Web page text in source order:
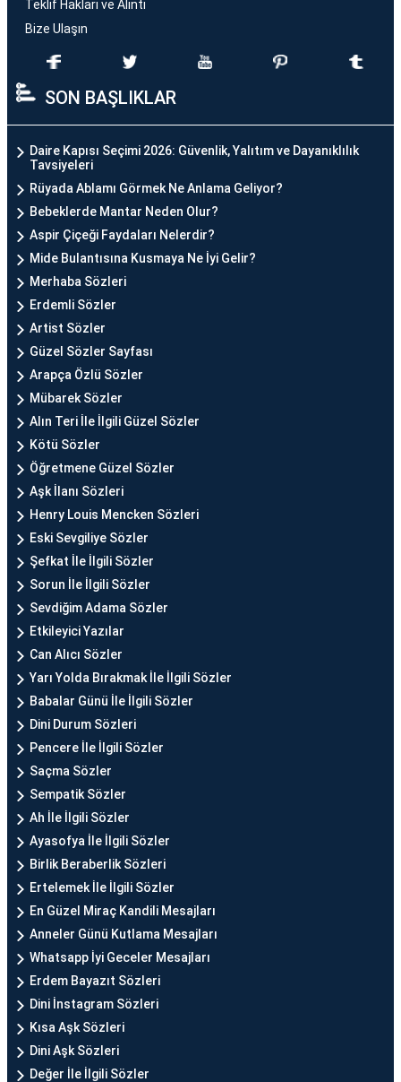
Teklif Hakları ve Alıntı
Bize Ulaşın
SON BAŞLIKLAR
Daire Kapısı Seçimi 2026: Güvenlik, Yalıtım ve Dayanıklılık
Tavsiyeleri
Rüyada Ablamı Görmek Ne Anlama Geliyor?
Bebeklerde Mantar Neden Olur?
Aspir Çiçeği Faydaları Nelerdir?
Mide Bulantısına Kusmaya Ne İyi Gelir?
Merhaba Sözleri
Erdemli Sözler
Artist Sözler
Güzel Sözler Sayfası
Arapça Özlü Sözler
Mübarek Sözler
Alın Teri İle İlgili Güzel Sözler
Kötü Sözler
Öğretmene Güzel Sözler
Aşk İlanı Sözleri
Henry Louis Mencken Sözleri
Eski Sevgiliye Sözler
Şefkat İle İlgili Sözler
Sorun İle İlgili Sözler
Sevdiğim Adama Sözler
Etkileyici Yazılar
Can Alıcı Sözler
Yarı Yolda Bırakmak İle İlgili Sözler
Babalar Günü İle İlgili Sözler
Dini Durum Sözleri
Pencere İle İlgili Sözler
Saçma Sözler
Sempatik Sözler
Ah İle İlgili Sözler
Ayasofya İle İlgili Sözler
Birlik Beraberlik Sözleri
Ertelemek İle İlgili Sözler
En Güzel Miraç Kandili Mesajları
Anneler Günü Kutlama Mesajları
Whatsapp İyi Geceler Mesajları
Erdem Bayazıt Sözleri
Dini İnstagram Sözleri
Kısa Aşk Sözleri
Dini Aşk Sözleri
Değer İle İlgili Sözler